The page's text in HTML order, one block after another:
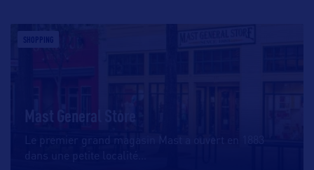
SHOPPING
Mast General Store
Le premier grand magasin Mast a ouvert en 1883
dans une petite localité